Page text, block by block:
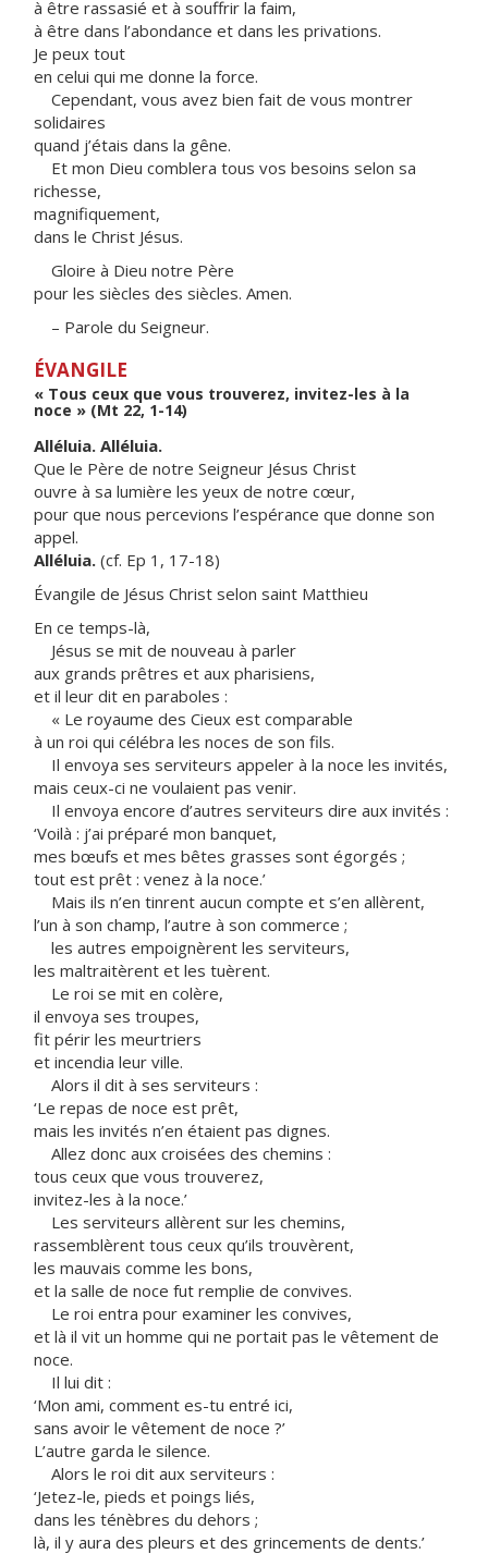
à être rassasié et à souffrir la faim,
à être dans l’abondance et dans les privations.
Je peux tout
en celui qui me donne la force.
Cependant, vous avez bien fait de vous montrer
solidaires
quand j’étais dans la gêne.
Et mon Dieu comblera tous vos besoins selon sa
richesse,
magnifiquement,
dans le Christ Jésus.
Gloire à Dieu notre Père
pour les siècles des siècles. Amen.
– Parole du Seigneur.
ÉVANGILE
« Tous ceux que vous trouverez, invitez-les à la
noce » (Mt 22, 1-14)
Alléluia. Alléluia.
Que le Père de notre Seigneur Jésus Christ
ouvre à sa lumière les yeux de notre cœur,
pour que nous percevions l’espérance que donne son
appel.
Alléluia. (cf. Ep 1, 17-18)
Évangile de Jésus Christ selon saint Matthieu
En ce temps-là,
Jésus se mit de nouveau à parler
aux grands prêtres et aux pharisiens,
et il leur dit en paraboles :
« Le royaume des Cieux est comparable
à un roi qui célébra les noces de son fils.
Il envoya ses serviteurs appeler à la noce les invités,
mais ceux-ci ne voulaient pas venir.
Il envoya encore d’autres serviteurs dire aux invités :
‘Voilà : j’ai préparé mon banquet,
mes bœufs et mes bêtes grasses sont égorgés ;
tout est prêt : venez à la noce.’
Mais ils n’en tinrent aucun compte et s’en allèrent,
l’un à son champ, l’autre à son commerce ;
les autres empoignèrent les serviteurs,
les maltraitèrent et les tuèrent.
Le roi se mit en colère,
il envoya ses troupes,
fit périr les meurtriers
et incendia leur ville.
Alors il dit à ses serviteurs :
‘Le repas de noce est prêt,
mais les invités n’en étaient pas dignes.
Allez donc aux croisées des chemins :
tous ceux que vous trouverez,
invitez-les à la noce.’
Les serviteurs allèrent sur les chemins,
rassemblèrent tous ceux qu’ils trouvèrent,
les mauvais comme les bons,
et la salle de noce fut remplie de convives.
Le roi entra pour examiner les convives,
et là il vit un homme qui ne portait pas le vêtement de
noce.
Il lui dit :
‘Mon ami, comment es-tu entré ici,
sans avoir le vêtement de noce ?’
L’autre garda le silence.
Alors le roi dit aux serviteurs :
‘Jetez-le, pieds et poings liés,
dans les ténèbres du dehors ;
là, il y aura des pleurs et des grincements de dents.’